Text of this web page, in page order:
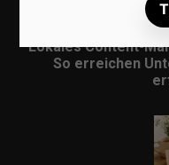
Lokales Content-
So erreichen